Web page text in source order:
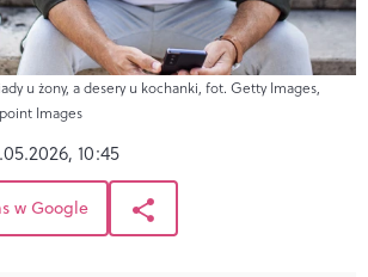
u żony, a desery u kochanki, fot. Getty Images,
Images
10:45
w Google